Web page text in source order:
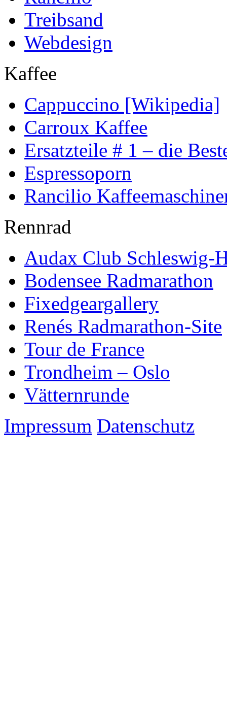
Treibsand
Webdesign
Kaffee
Cappuccino [Wikipedia]
Carroux Kaffee
Ersatzteile # 1 – die
Espressoporn
Rancilio
Rennrad
Audax Club Schleswig-
Bodensee Radmarathon
Fixedgeargallery
Renés Radmarathon-Site
Tour de France
Trondheim – Oslo
Vätternrunde
Impressum Datenschutz